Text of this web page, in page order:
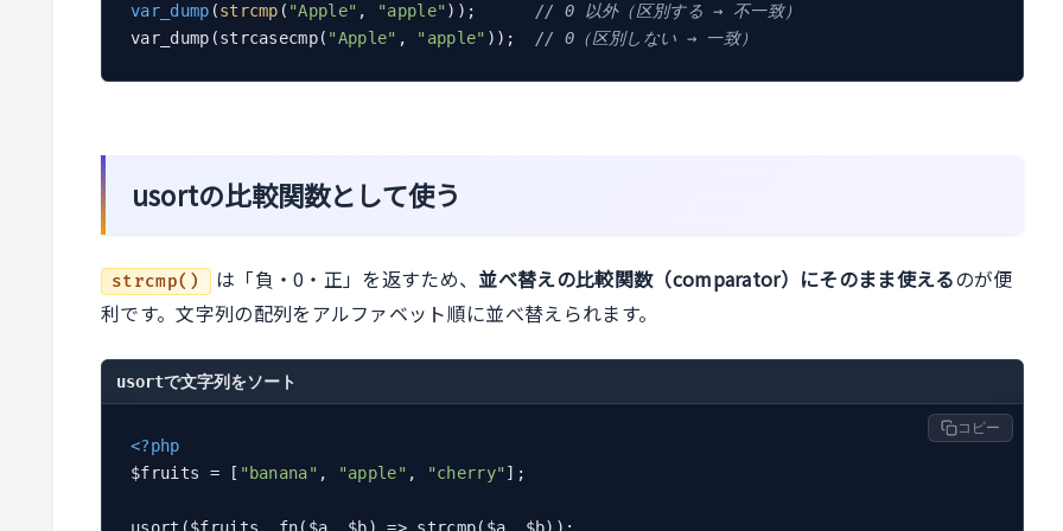
var_dump (strcmp ( "Apple" , "apple" )) ; // 0 以外（区別する → 不一致）
var_dump(strcasecmp( "Apple" , "apple" )); // 0（区別しない → 一致）
usortの比較関数として使う
strcmp() は「負・0・正」を返すため、 並べ替えの比較関数（comparator）にそのまま使えるのが便
利です。文字列の配列をアルファベット順に並べ替えられます。
usortで文字列をソート
<?php
$fruits = [ "banana" , "apple" , "cherry" ];
コピー